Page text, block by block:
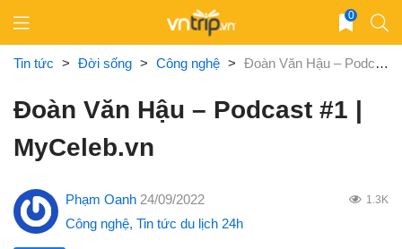
content
0
Tin tức > Đời sống > Công nghệ > Đoàn Văn Hậu – Podcast #1 | MyCeleb.vn
Đoàn Văn Hậu – Podcast #1 |
MyCeleb.vn
Phạm Oanh 24/09/2022 1.3K
Công nghệ, Tin tức du lịch 24h